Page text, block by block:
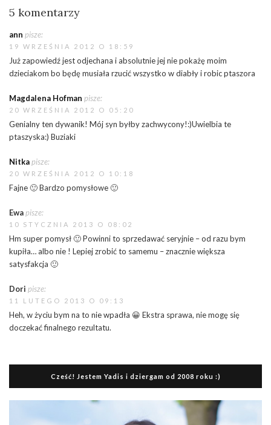
5 komentarzy
ann pisze:
19 WRZEŚNIA 2012 O 18:59
Już zapowiedź jest odjechana i absolutnie jej nie pokażę moim
dzieciakom bo będę musiała rzucić wszystko w diabły i robic ptaszora
Magdalena Hofman pisze:
20 WRZEŚNIA 2012 O 05:20
Genialny ten dywanik! Mój syn byłby zachwycony!:)Uwielbia te
ptaszyska:) Buziaki
Nitkapisze:
20 WRZEŚNIA 2012 O 10:18
Fajne 🙂 Bardzo pomysłowe 🙂
Ewapisze:
10 STYCZNIA 2013 O 08:02
Hm super pomysł 🙂 Powinni to sprzedawać seryjnie – od razu bym
kupiła… albo nie ! Lepiej zrobić to samemu – znacznie większa
satysfakcja 🙂
Dori pisze:
11 LUTEGO 2013 O 09:13
Heh, w życiu bym na to nie wpadła 😀 Ekstra sprawa, nie mogę się
doczekać finalnego rezultatu.
Cześć! Jestem Yadis i dziergam od 2008 roku :)